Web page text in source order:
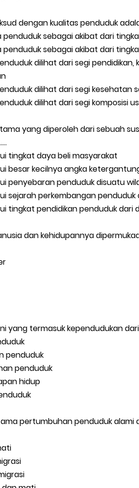
dengan kualitas penduduk
penduduk sebagai akibat dari
penduduk sebagai akibat dari
dilihat dari segi pendidikan,
dilihat dari segi kesehatan
dilihat dari segi komposisi
yang diperoleh dari sebuah
tingkat daya beli masyarakat
besar kecilnya angka
penyebaran penduduk disuatu
sejarah perkembangan penduduk
tingkat pendidikan penduduk
dan kehidupannya
yang termasuk kependudukan
penduduk
penduduk
hidup
pertumbuhan penduduk